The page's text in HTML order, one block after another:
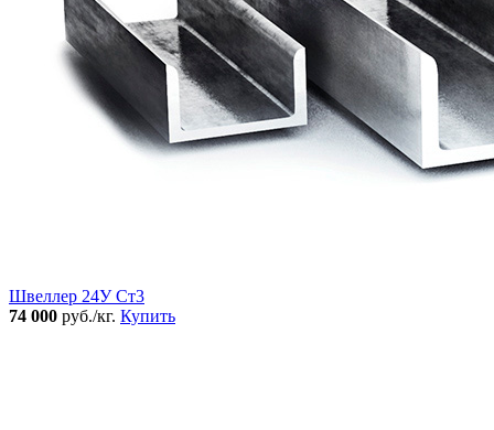
Швеллер 24У Ст3
74 000 руб./кг. Купить